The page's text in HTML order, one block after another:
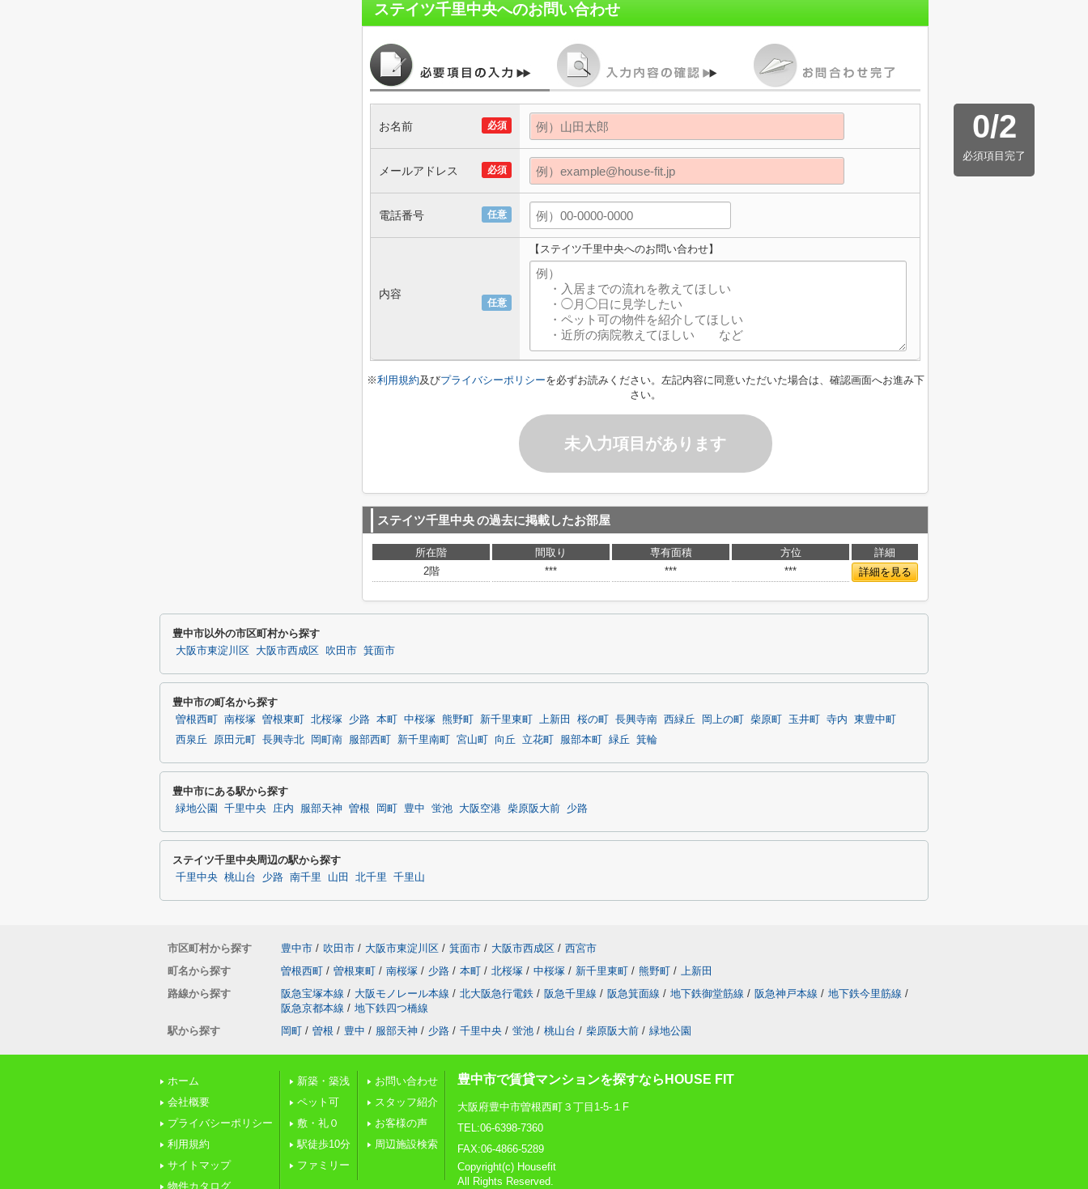
ステイツ千里中央へのお問い合わせ
0/2
必須項目完了
必須
お名前
必須
メールアドレス
任意
電話番号
任意
内容
【ステイツ千里中央へのお問い合わせ】
※利用規約及びプライバシーポリシーを必ずお読みください。左記内容に同意いただいた場合は、確認画面へお進み下
さい。
未入力項目があります
ステイツ千里中央の過去に掲載したお部屋
所在階 間取り 専有面積 方位
詳細
2階
*** *** *** 詳細を見る
豊中市以外の市区町村から探す
大阪市東淀川区 大阪市西成区 吹田市 箕面市
豊中市の町名から探す
曽根西町 南桜塚 曽根東町 北桜塚 少路 本町 中桜塚 熊野町 新千里東町 上新田 桜の町 長興寺南 西緑丘 岡上の町 柴原町 玉井町 寺内
東豊中町
西泉丘
原田元町 長興寺北 岡町南 服部西町 新千里南町 宮山町 向丘 立花町 服部本町 緑丘 箕輪
豊中市にある駅から探す
緑地公園 千里中央 庄内 服部天神 曽根 岡町 豊中 蛍池 大阪空港 柴原阪大前 少路
ステイツ千里中央周辺の駅から探す
千里中央 桃山台 少路 南千里 山田 北千里 千里山
市区町村から探す 豊中市 / 吹田市 / 大阪市東淀川区 / 箕面市 / 大阪市西成区 / 西宮市
町名から探す
曽根西町 / 曽根東町 / 南桜塚 / 少路 / 本町 / 北桜塚 / 中桜塚 / 新千里東町 / 熊野町 / 上新田
路線から探す
阪急宝塚本線 / 大阪モノレール本線 / 北大阪急行電鉄 / 阪急千里線 / 阪急箕面線 / 地下鉄御堂筋線 / 阪急神戸本線 / 地下鉄今里筋線 /
阪急京都本線 / 地下鉄四つ橋線
駅から探す
岡町 / 曽根 / 豊中 / 服部天神 / 少路 / 千里中央 / 蛍池 / 桃山台 / 柴原阪大前 / 緑地公園
ホーム
会社概要
プライバシーポリシー
利用規約
サイトマップ
物件カタログ
新築・築浅
ペット可
敷・礼０
駅徒歩10分
ファミリー
お問い合わせ
スタッフ紹介
お客様の声
周辺施設検索
豊中市で賃貸マンションを探すならHOUSE FIT
大阪府豊中市曽根西町３丁目1-5-１F
TEL:06-6398-7360
FAX:06-4866-5289
Copyright(c) Housefit
All Rights Reserved.